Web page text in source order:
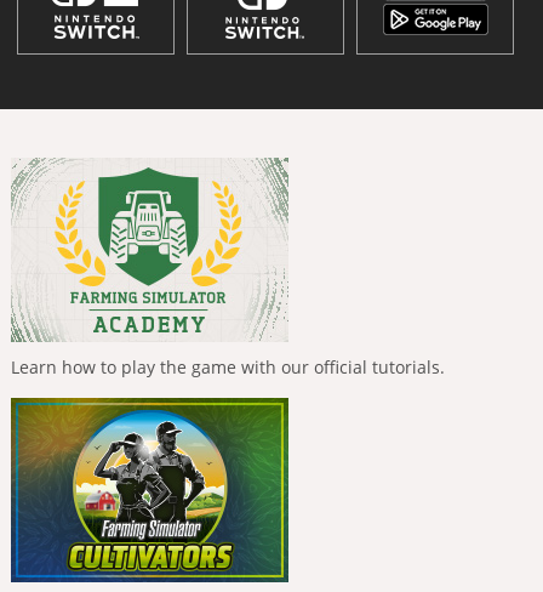
Learn how to play the game with our official tutorials.